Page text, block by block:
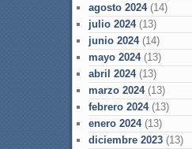
agosto 2024(14)
julio 2024(13)
junio 2024(14)
mayo 2024(13)
abril 2024(13)
marzo 2024(13)
febrero 2024(13)
enero 2024(13)
diciembre 2023(13)